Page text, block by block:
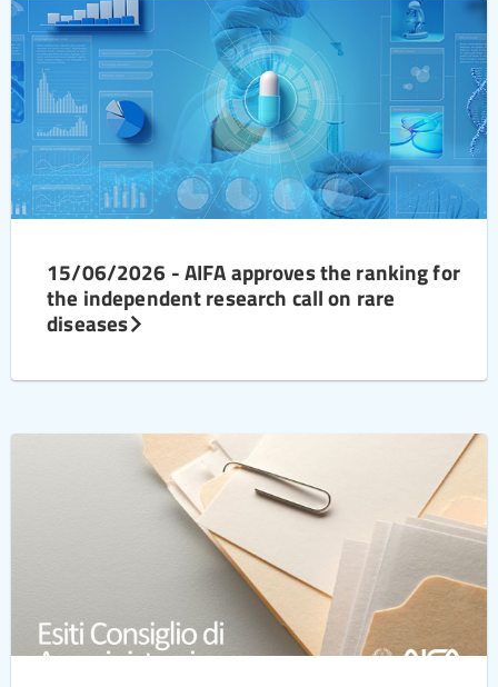
15/06/2026 - AIFA approves the ranking for
the independent research call on rare
diseases